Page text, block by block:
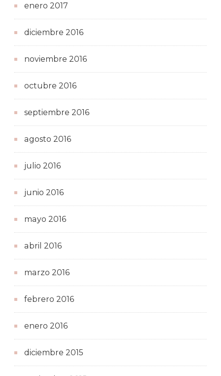
enero 2017
diciembre 2016
noviembre 2016
octubre 2016
septiembre 2016
agosto 2016
julio 2016
junio 2016
mayo 2016
abril 2016
marzo 2016
febrero 2016
enero 2016
diciembre 2015